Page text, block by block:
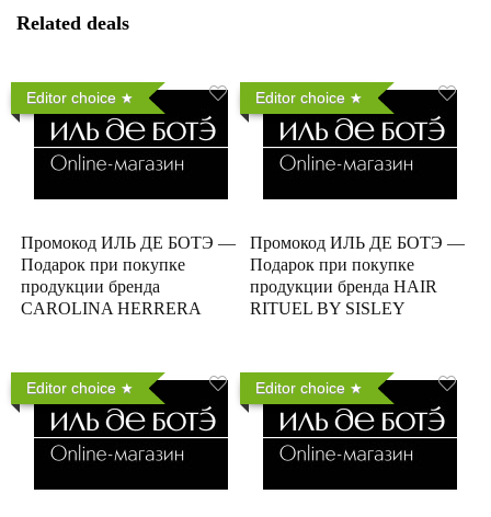
Related deals
Editor choice
Промокод ИЛЬ ДЕ БОТЭ —
Подарок при покупке
продукции бренда
CAROLINA HERRERA
Editor choice
Промокод ИЛЬ ДЕ БОТЭ —
Подарок при покупке
продукции бренда HAIR
RITUEL BY SISLEY
Editor choice Editor choice